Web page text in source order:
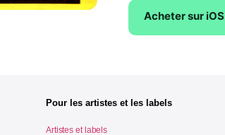
Acheter sur iOS
Pour les artistes et les labels
Artistes et labels